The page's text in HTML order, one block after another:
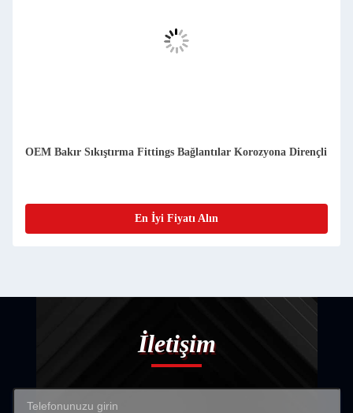
OEM Bakır Sıkıştırma Fittings Bağlantılar Korozyona Dirençli
En İyi Fiyatı Alın
İletişim